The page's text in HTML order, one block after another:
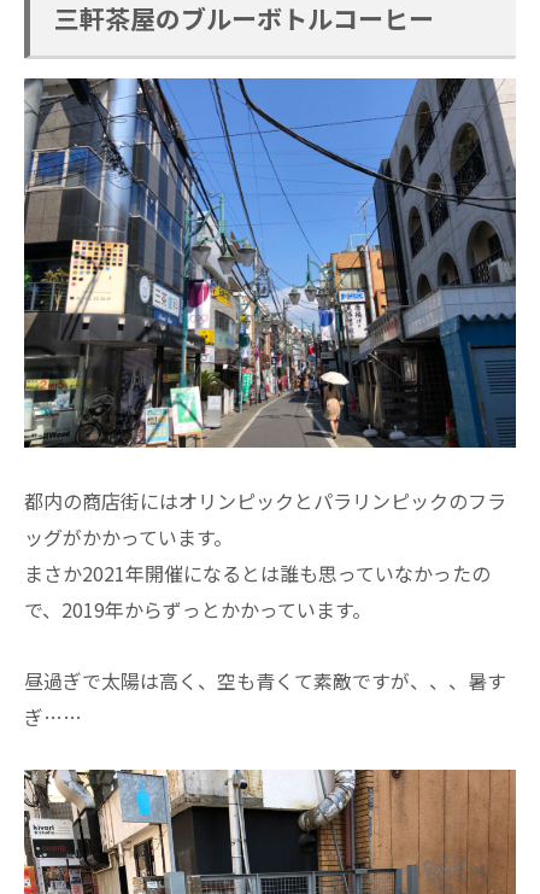
三軒茶屋のブルーボトルコーヒー
都内の商店街にはオリンピックとパラリンピックのフラ
ッグがかかっています。
まさか2021年開催になるとは誰も思っていなかったの
で、2019年からずっとかかっています。
昼過ぎで太陽は高く、空も青くて素敵ですが、、、暑す
ぎ……